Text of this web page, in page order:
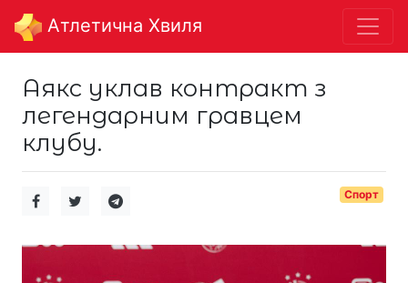
Aтлетична Хвиля
Аякс уклав контракт з
легендарним гравцем
клубу.
Спорт